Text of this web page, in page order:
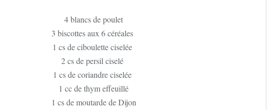
4 blancs de poulet
3 biscottes aux 6 céréales
1 cs de ciboulette ciselée
2 cs de persil ciselé
1 cs de coriandre ciselée
1 cc de thym effeuillé
1 cs de moutarde de Dijon